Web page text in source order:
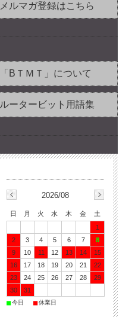
メルマガ登録はこちら
「BＴＭＴ」について
ルータービット用語集
2026/08
日 月 火 水 木 金
土
1
2
3 4 5 6 7
8
9
10 11 12 13 14
15
16
17 18 19 20 21
22
23
24 25 26 27 28
29
30
31
■今日 ■休業日